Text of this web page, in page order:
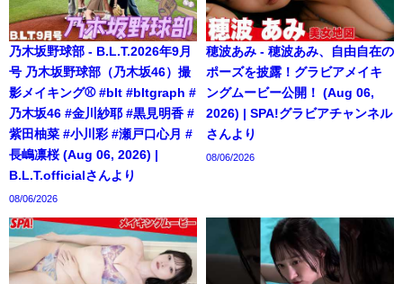
乃木坂野球部 - B.L.T.2026年9月
号 乃木坂野球部（乃木坂46）撮
影メイキング⚾️ #blt #bltgraph #
乃木坂46 #金川紗耶 #黒見明香 #
紫田柚菜 #小川彩 #瀬戸口心月 #
長嶋凛桜 (Aug 06, 2026) |
B.L.T.officialさんより
08/06/2026
穂波あみ - 穂波あみ、自由自在の
ポーズを披露！グラビアメイキ
ングムービー公開！ (Aug 06,
2026) | SPA!グラビアチャンネル
さんより
08/06/2026